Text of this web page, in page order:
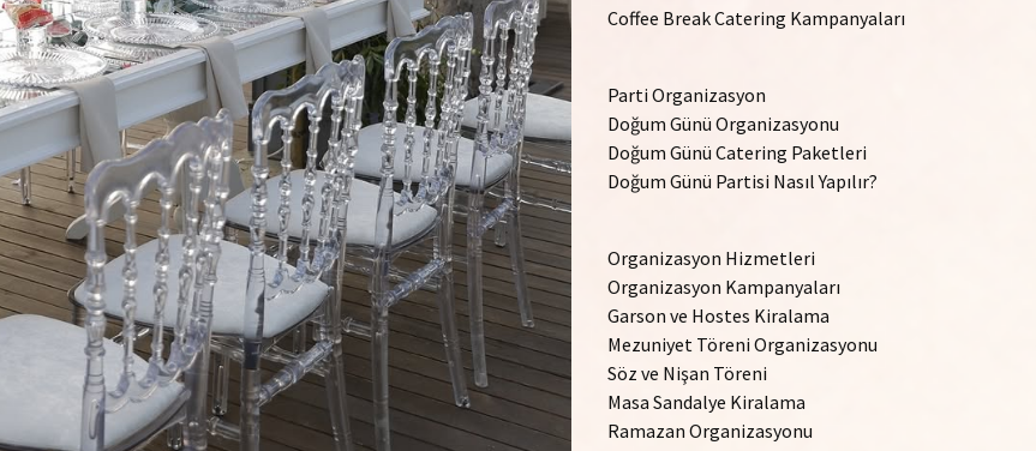
Coffee Break Catering Kampanyaları
Parti Organizasyon
Doğum Günü Organizasyonu
Doğum Günü Catering Paketleri
Doğum Günü Partisi Nasıl Yapılır?
Organizasyon Hizmetleri
Organizasyon Kampanyaları
Garson ve Hostes Kiralama
Mezuniyet Töreni Organizasyonu
Söz ve Nişan Töreni
Masa Sandalye Kiralama
Ramazan Organizasyonu